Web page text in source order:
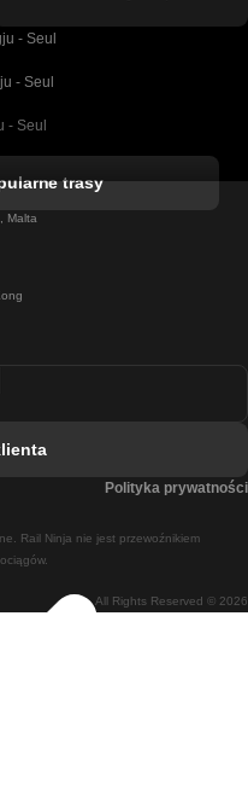
- Seul
- Seul
- Seul
trasy
Malta
All Rights Reserved © 2026
Rail Ninja nie jest przewoźnikiem
Polityka prywatności